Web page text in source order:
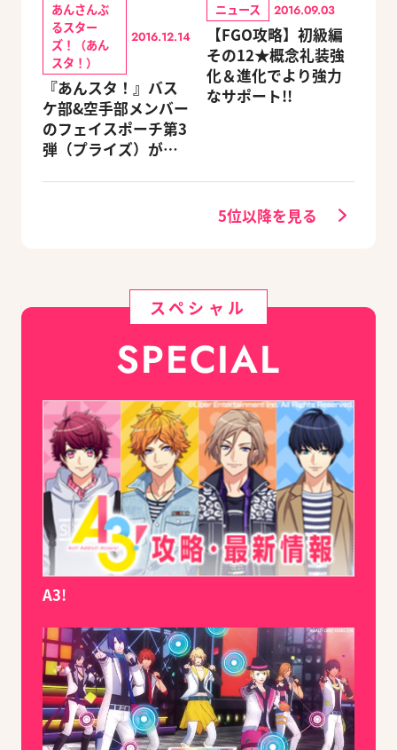
あんさんぶ
るスター
ズ！（あん
スタ！）
2016.12.14
『あんスタ！』バス
ケ部&空手部メンバー
のフェイスポーチ第3
弾（プライズ）がこ
ニュース 2016.09.03
【FGO攻略】初級編
その12★概念礼装強
化＆進化でより強力
なサポート!!
5位以降を見る
スペシャル
SPECIAL
A3!